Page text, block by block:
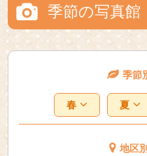
季節の写真館
季節
春 夏
地区